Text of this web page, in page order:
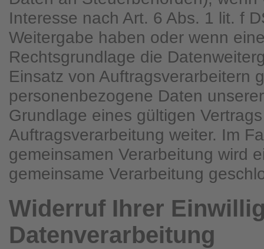
Interesse nach Art. 6 Abs. 1 lit. f
Weitergabe haben oder wenn
Rechtsgrundlage die
Einsatz von Auftragsverarbeitern
personenbezogene Daten
Grundlage eines gültigen
Auftragsverarbeitung weiter. Im
gemeinsamen Verarbeitung wird
gemeinsame Verarbeitung
Widerruf Ihrer
Datenverarbeitung